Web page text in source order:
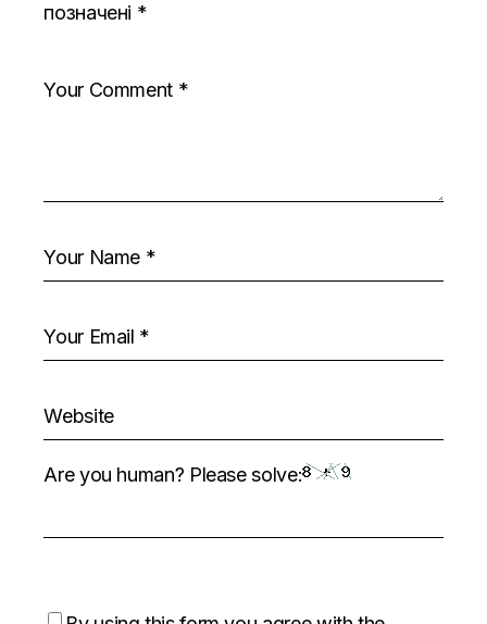
позначені *
Are you human? Please solve: